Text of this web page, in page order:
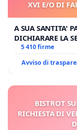
XVI E/O DI
A SUA SANTITA'
DICHIARARE LA
E/O DI FAR
5 410 firme
Avviso di
BISTROT
RICHIESTA DI